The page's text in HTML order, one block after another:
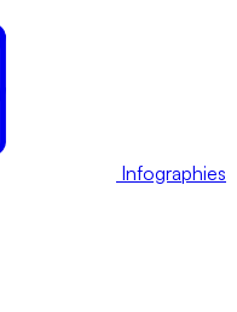
Infographies